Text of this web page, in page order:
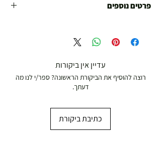
כרית יד קידמית:כלול
כיוונון
פרטים נוספים
לצורך מימוש ההטבה נא להתקשר : 046726940
עדיין אין ביקורות
רוצה להוסיף את הביקורת הראשונה? ספר/י לנו מה
דעתך.
כתיבת ביקורת